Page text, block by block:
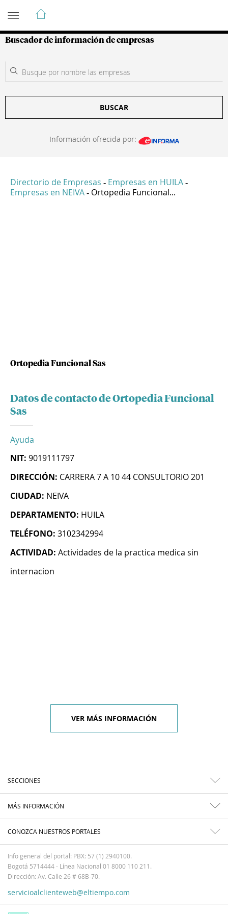
Guía de Empresas Colombianas
Buscador de información de empresas
BUSCAR
Información ofrecida por:
Directorio de Empresas - Empresas en HUILA -
Empresas en NEIVA - Ortopedia Funcional...
Ortopedia Funcional Sas
Datos de contacto de Ortopedia Funcional
Sas
Ayuda
NIT: 9019111797
DIRECCIÓN: CARRERA 7 A 10 44 CONSULTORIO 201
CIUDAD: NEIVA
DEPARTAMENTO: HUILA
TELÉFONO: 3102342994
ACTIVIDAD: Actividades de la practica medica sin
internacion
VER MÁS INFORMACIÓN
SECCIONES
MÁS INFORMACIÓN
CONOZCA NUESTROS PORTALES
Info general del portal: PBX: 57 (1) 2940100.
Bogotá 5714444 - Línea Nacional 01 8000 110 211.
Dirección: Av. Calle 26 # 68B-70.
servicioalclienteweb@eltiempo.com